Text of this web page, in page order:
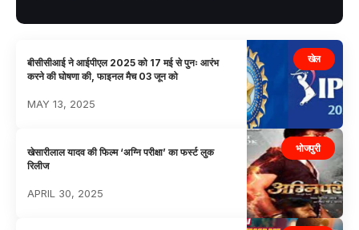
खेल
बीसीसीआई ने आईपीएल 2025 को 17 मई से पुनः आरंभ
करने की घोषणा की, फाइनल मैच 03 जून को
MAY 13, 2025
भोजपुरी
खेसारीलाल यादव की फिल्म ‘अग्नि परीक्षा’ का फर्स्ट लुक
रिलीज
APRIL 30, 2025